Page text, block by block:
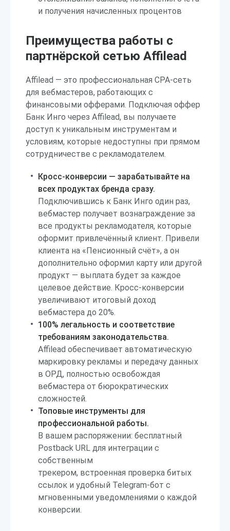
и получения начисленных процентов
Преимущества работы с
партнёрской сетью Affilead
Affilead — это профессиональная CPA-сеть
для вебмастеров, работающих с
финансовыми офферами. Подключая оффер
Банк Инго через Affilead, вы получаете
доступ к уникальным инструментам и
условиям, которые недоступны при прямом
сотрудничестве с рекламодателем.
Кросс-конверсии — зарабатывайте на
всех продуктах бренда сразу.
Подключившись к Банк Инго один раз,
вебмастер получает вознаграждение за
все продукты рекламодателя, которые
оформит привлечённый клиент. Привели
клиента на «Пенсионный счёт», а он
дополнительно оформил карту или другой
продукт — выплата будет за каждое
целевое действие. Кросс-конверсии
увеличивают итоговый доход
вебмастера до 20%.
100% легальность и соответствие
требованиям законодательства.
Affilead обеспечивает автоматическую
маркировку рекламы и передачу данных
в ОРД, полностью освобождая
вебмастера от бюрократических
сложностей.
Топовые инструменты для
профессиональной работы.
В вашем распоряжении: бесплатный
Postback URL для интеграции с
собственным
трекером, встроенная проверка битых
ссылок и удобный Telegram-бот с
мгновенными уведомлениями о каждой
конверсии.